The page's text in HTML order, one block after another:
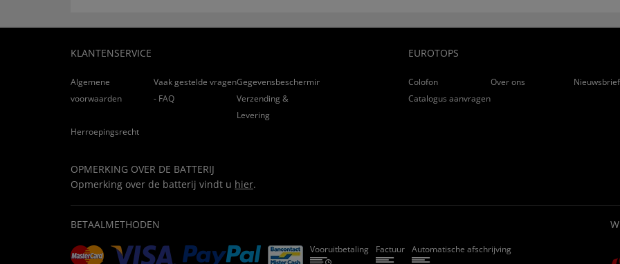
KLANTENSERVICE
Algemene
voorwaarden
Vaak gestelde vragen
- FAQ
Gegevensbescherming
Verzending &
Levering
Herroepingsrecht
OPMERKING OVER DE BATTERIJ
Opmerking over de batterij vindt u hier.
EUROTOPS
Colofon Over ons
Nieuwsbrief
Catalogus aanvragen
BETAALMETHODEN
Vooruitbetaling Factuur Automatische afschrijving